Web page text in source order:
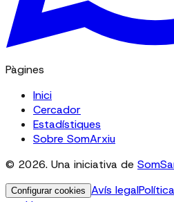
Pàgines
Inici
Cercador
Estadístiques
Sobre SomArxiu
© 2026. Una iniciativa de
Configurar cookies Avís legal